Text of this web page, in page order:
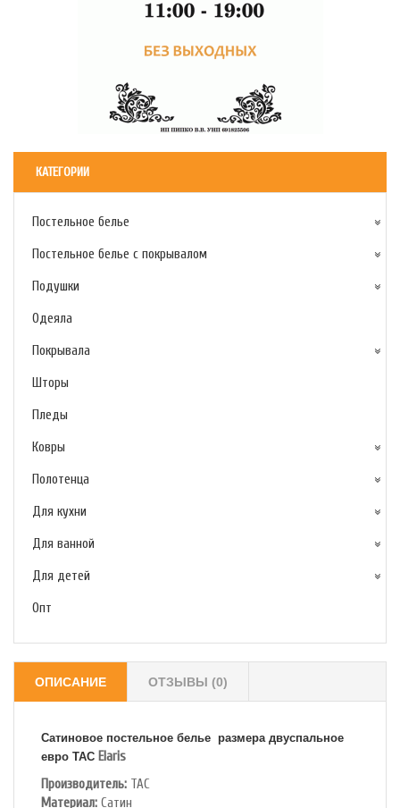
КАТЕГОРИИ
Постельное белье
Постельное белье с покрывалом
Подушки
Одеяла
Покрывала
Шторы
Пледы
Ковры
Полотенца
Для кухни
Для ванной
Для детей
Опт
ОПИСАНИЕ ОТЗЫВЫ (0)
Сатиновое постельное белье размера двуспальное
евро TAC Elaris
Производитель: TAC
Материал: Сатин